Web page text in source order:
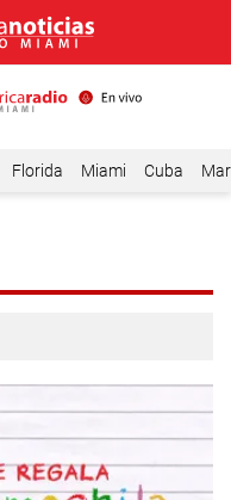
Florida Miami Cuba